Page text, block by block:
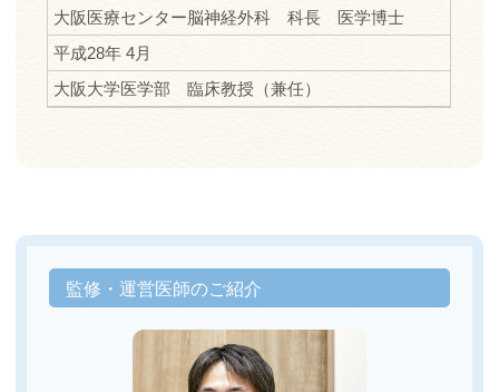
大阪医療センター脳神経外科 科長 医学博士
平成28年 4月
大阪大学医学部 臨床教授（兼任）
監修・運営医師のご紹介